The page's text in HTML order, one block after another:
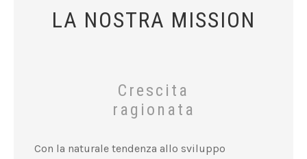
LA NOSTRA MISSION
Crescita
ragionata
Con la naturale tendenza allo sviluppo